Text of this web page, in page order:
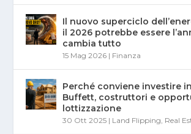
Il nuovo superciclo
il 2026 potrebbe essere
cambia tutto
15 Mag 2026 | Finanza
Perché conviene investire
Buffett, costruttori e
lottizzazione
30 Ott 2025 | Land Flipping Real